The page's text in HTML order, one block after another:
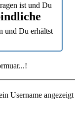
ist und Du
und Du erhältst
Username angezeigt